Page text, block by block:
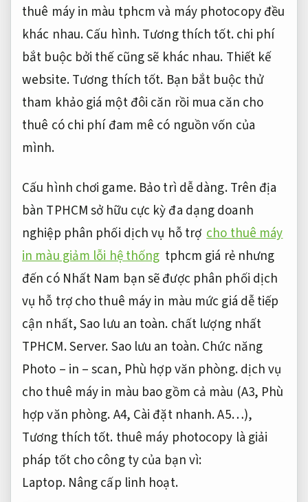
thuê máy in màu tphcm và máy photocopy đều
khác nhau.Cấu hình.Tương thích tốt.chi phí
bắt buộc bởi thế cũng sẽ khác nhau. Thiết kế
website.Tương thích tốt. Bạn bắt buộc thử
tham khảo giá một đôi căn rồi mua căn cho
thuê có chi phí đam mê có nguồn vốn của
mình.
Cấu hình chơi game. Bảo trì dễ dàng.Trên địa
bàn TPHCM sở hữu cực kỳ đa dạng doanh
nghiệp phân phối dịch vụ hỗ trợ cho thuê máy
in màu giảm lỗi hệ thống tphcm giá rẻ nhưng
đến có Nhất Nam bạn sẽ được phân phối dịch
vụ hỗ trợ cho thuê máy in màu mức giá dễ tiếp
cận nhất,Sao lưu an toàn. chất lượng nhất
TPHCM.Server.Sao lưu an toàn.Chức năng
Photo – in – scan, Phù hợp văn phòng.dịch vụ
cho thuê máy in màu bao gồm cả màu (A3, Phù
hợp văn phòng.A4, Cài đặt nhanh.A5…),
Tương thích tốt. thuê máy photocopy là giải
pháp tốt cho công ty của bạn vì:
Laptop. Nâng cấp linh hoạt.